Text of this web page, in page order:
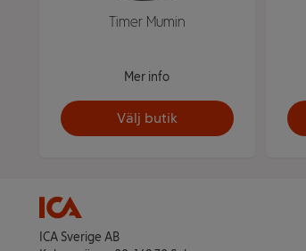
Timer Mumin
Mer info
Välj butik
ICA Sverige AB